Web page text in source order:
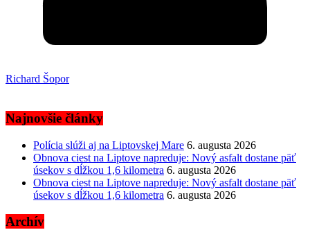
Richard Šopor
Najnovšie články
Polícia slúži aj na Liptovskej Mare 6. augusta 2026
Obnova ciest na Liptove napreduje: Nový asfalt dostane päť
úsekov s dĺžkou 1,6 kilometra 6. augusta 2026
Obnova ciest na Liptove napreduje: Nový asfalt dostane päť
úsekov s dĺžkou 1,6 kilometra 6. augusta 2026
Archív